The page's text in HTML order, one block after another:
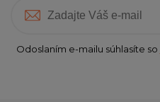
Odoslaním e-mailu súhlasíte so